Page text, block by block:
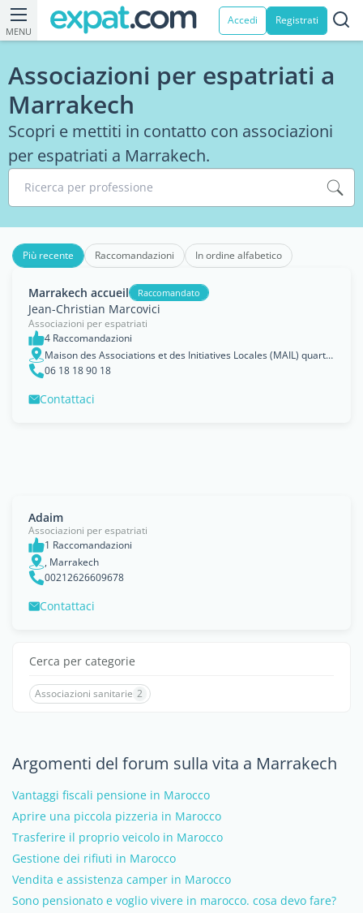
MENU
Accedi Registrati
Associazioni per espatriati a
Marrakech
Scopri e mettiti in contatto con associazioni
per espatriati a Marrakech.
Ricerca per professione
Più recente Raccomandazioni In ordine alfabetico
Marrakech accueil Raccomandato
Jean-Christian Marcovici
Associazioni per espatriati
4 Raccomandazioni
Maison des Associations et des Initiatives Locales (MAIL) quartier Hassani, cité Castor, arrondissement Ménara, Marrakech
06 18 18 90 18
Contattaci
Adaim
Associazioni per espatriati
1 Raccomandazioni
, Marrakech
00212626609678
Contattaci
Cerca per categorie
Associazioni sanitarie 2
Argomenti del forum sulla vita a Marrakech
Vantaggi fiscali pensione in Marocco
Aprire una piccola pizzeria in Marocco
Trasferire il proprio veicolo in Marocco
Gestione dei rifiuti in Marocco
Vendita e assistenza camper in Marocco
Sono pensionato e voglio vivere in marocco. cosa devo fare?